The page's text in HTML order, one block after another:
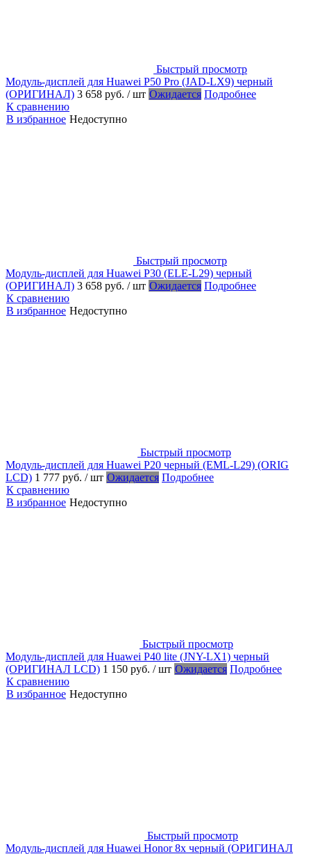
Быстрый просмотр
Модуль-дисплей для Huawei P50 Pro (JAD-LX9) черный
(ОРИГИНАЛ) 3 658 руб. / шт Ожидается Подробнее
К сравнению
В избранное Недоступно
Быстрый просмотр
Модуль-дисплей для Huawei P30 (ELE-L29) черный
(ОРИГИНАЛ) 3 658 руб. / шт Ожидается Подробнее
К сравнению
В избранное Недоступно
Быстрый просмотр
Модуль-дисплей для Huawei P20 черный (EML-L29) (ORIG
LCD) 1 777 руб. / шт Ожидается Подробнее
К сравнению
В избранное Недоступно
Быстрый просмотр
Модуль-дисплей для Huawei P40 lite (JNY-LX1) черный
(ОРИГИНАЛ LCD) 1 150 руб. / шт Ожидается Подробнее
К сравнению
В избранное Недоступно
Быстрый просмотр
Модуль-дисплей для Huawei Honor 8x черный (ОРИГИНАЛ